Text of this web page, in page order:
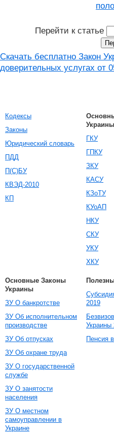
Перейти к статье
Скачать бесплатно Закон
доверительных услугах от
Кодексы
Законы
Юридический словарь
ПДД
П(С)БУ
КВЭД-2010
КП
Украины
ГКУ
ГПКУ
ЗКУ
КАСУ
КЗоТУ
КУоАП
НКУ
СКУ
УКУ
ХКУ
Основные Законы
Украины
ЗУ О банкротстве
ЗУ Об исполнительном
производстве
ЗУ Об отпусках
ЗУ Об охране труда
ЗУ О государственной
службе
ЗУ О занятости
населения
ЗУ О местном
самоуправлении в
Украине
2019
Украины
Пенсия